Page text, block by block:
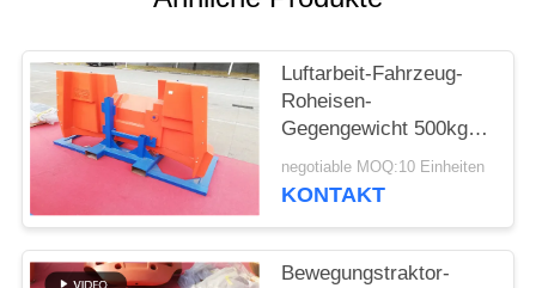
SITEMAP
PRIVACY
POLICY
Luftarbeit-Fahrzeug-
Roheisen-
Gegengewicht 500kg -
Gewicht 15000kg für
Industrie
negotiable MOQ:10 Einheiten
KONTAKT
Bewegungstraktor-